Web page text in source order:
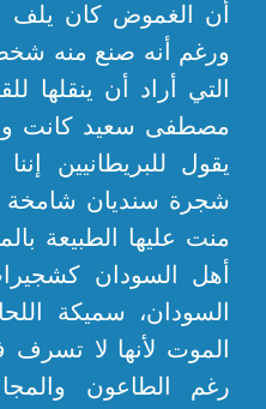
أن الغموض كان
ورغم أنه صنع منه
التي أراد أن
مصطفى سعيد كانت
يقول للبريطانيين
شجرة سنديان شامخة
منت عليها الطبيعة
أهل السودان
السودان، سميكة
الموت لأنها لا
رغم الطاعون